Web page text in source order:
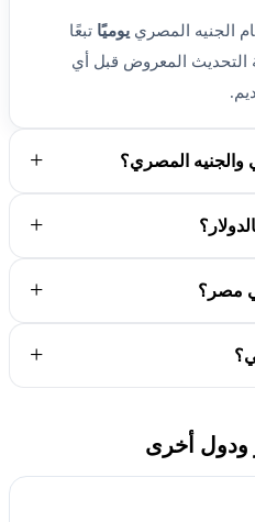
الجنيه المصري يوميًا تبعًا
التحديث المعروض قبل أي
والجنيه المصري؟
مصر؟
ودول أخرى